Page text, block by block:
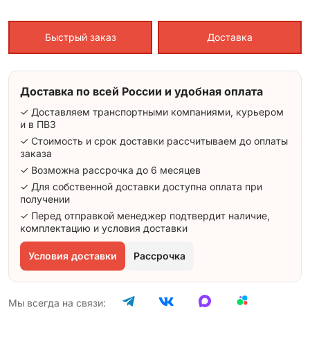
Быстрый заказ Доставка
Доставка по всей России и удобная оплата
✓ Доставляем транспортными компаниями, курьером
и в ПВЗ
✓ Стоимость и срок доставки рассчитываем до оплаты
заказа
✓ Возможна рассрочка до 6 месяцев
✓ Для собственной доставки доступна оплата при
получении
✓ Перед отправкой менеджер подтвердит наличие,
комплектацию и условия доставки
Условия доставки Рассрочка
Мы всегда на связи: